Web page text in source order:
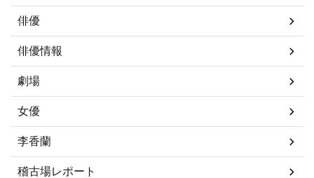
俳優
俳優情報
劇場
女優
李香蘭
稽古場レポート